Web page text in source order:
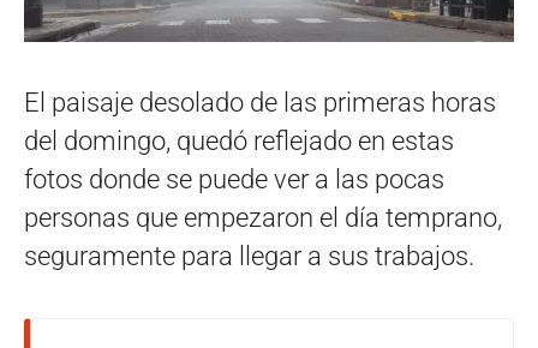
El paisaje desolado de las primeras horas
del domingo, quedó reflejado en estas
fotos donde se puede ver a las pocas
personas que empezaron el día temprano,
seguramente para llegar a sus trabajos.